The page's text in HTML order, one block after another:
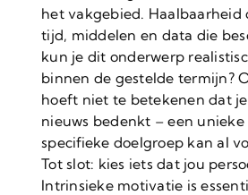
het vakgebied. Haalbaarheid
tijd, middelen en data die
kun je dit onderwerp
binnen de gestelde termijn?
hoeft niet te betekenen dat
nieuws bedenkt – een
specifieke doelgroep kan al
Tot slot: kies iets dat jou
Intrinsieke motivatie is